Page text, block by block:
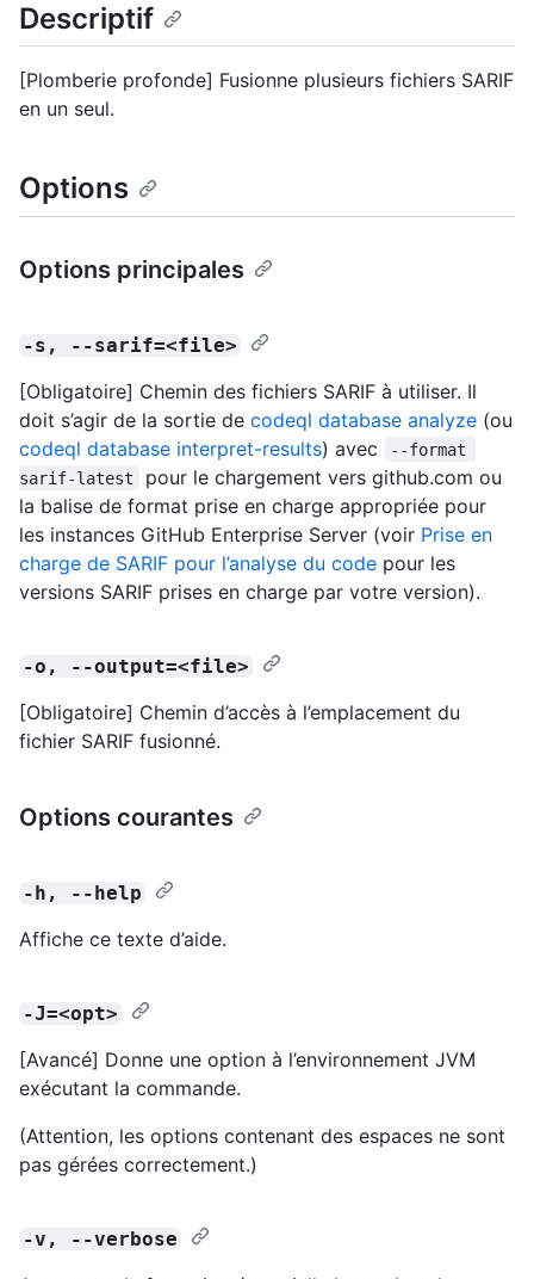
Descriptif
[Plomberie profonde] Fusionne plusieurs fichiers SARIF
en un seul.
Options
Options principales
-s, --sarif=<file>
[Obligatoire] Chemin des fichiers SARIF à utiliser. Il
doit s’agir de la sortie de codeql database analyze (ou
codeql database interpret-results) avec
--format
sarif-latest
pour le chargement vers github.com ou
la balise de format prise en charge appropriée pour
les instances GitHub Enterprise Server (voir Prise en
charge de SARIF pour l’analyse du code pour les
versions SARIF prises en charge par votre version).
-o, --output=<file>
[Obligatoire] Chemin d’accès à l’emplacement du
fichier SARIF fusionné.
Options courantes
-h, --help
Affiche ce texte d’aide.
-J=<opt>
[Avancé] Donne une option à l’environnement JVM
exécutant la commande.
(Attention, les options contenant des espaces ne sont
pas gérées correctement.)
-v, --verbose